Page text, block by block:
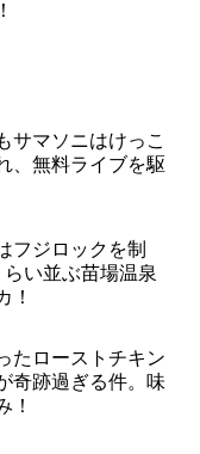
サマソニはけっこ
、無料ライブを駆
フジロックを制
い並ぶ苗場温泉
！
たローストチキン
奇跡過ぎる件。味
！